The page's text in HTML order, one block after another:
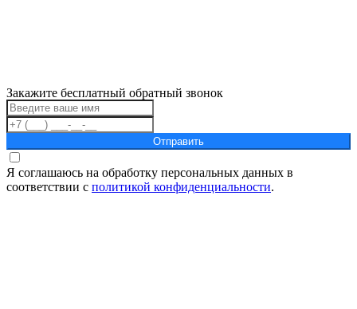
Закажите бесплатный обратный звонок
Отправить
Я соглашаюсь на обработку персональных данных в
соответствии с политикой конфиденциальности.